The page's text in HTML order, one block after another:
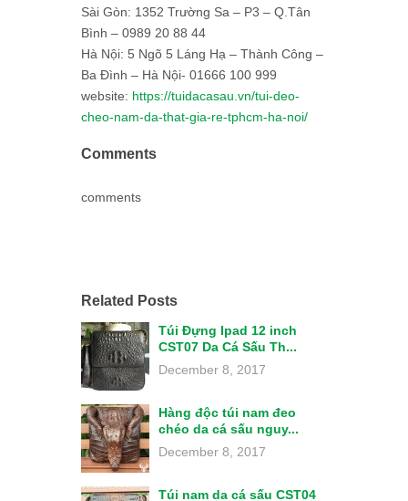
Sài Gòn: 1352 Trường Sa – P3 – Q.Tân
Bình – 0989 20 88 44
Hà Nội: 5 Ngõ 5 Láng Hạ – Thành Công –
Ba Đình – Hà Nội- 01666 100 999
website: https://tuidacasau.vn/tui-deo-
cheo-nam-da-that-gia-re-tphcm-ha-noi/
Comments
comments
Related Posts
Túi Đựng Ipad 12 inch
CST07 Da Cá Sấu Th...
December 8, 2017
Hàng độc túi nam đeo
chéo da cá sấu nguy...
December 8, 2017
Túi nam da cá sấu CST04